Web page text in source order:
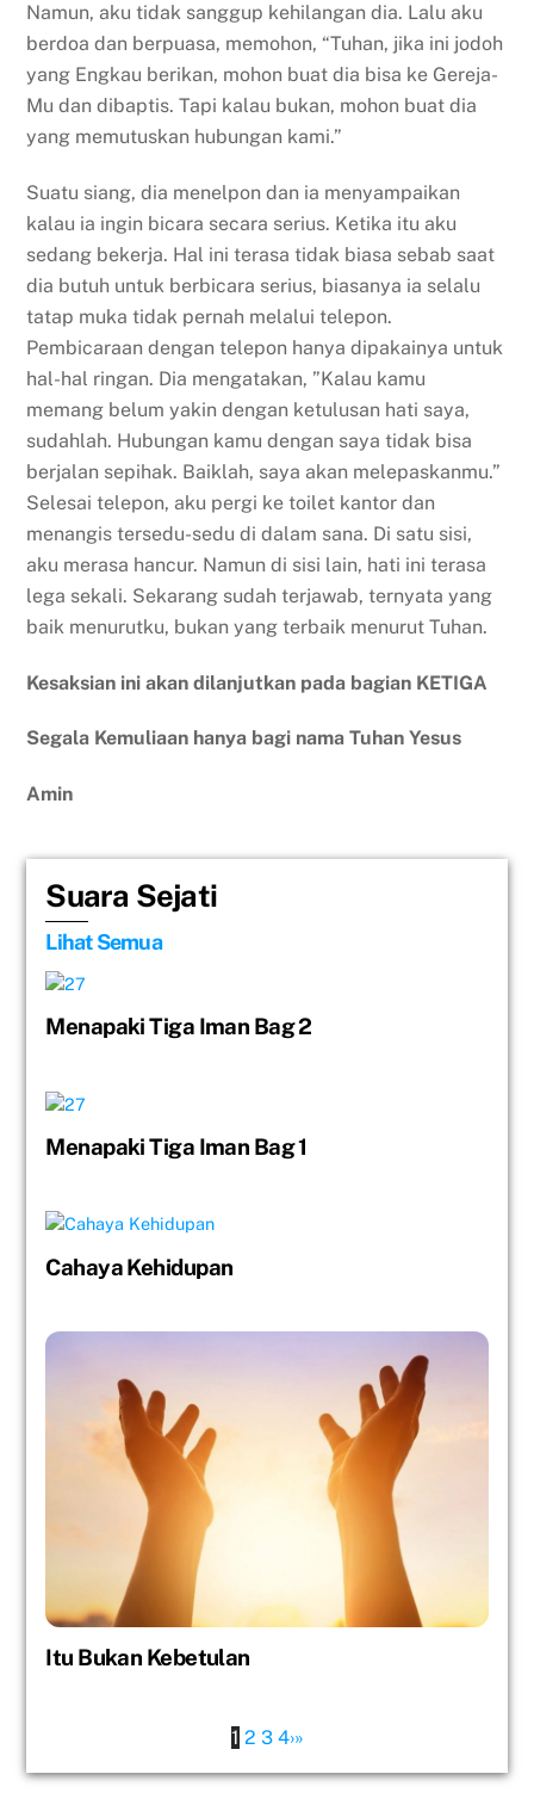
Namun, aku tidak sanggup kehilangan dia. Lalu aku
berdoa dan berpuasa, memohon, “Tuhan, jika ini jodoh
yang Engkau berikan, mohon buat dia bisa ke Gereja-
Mu dan dibaptis. Tapi kalau bukan, mohon buat dia
yang memutuskan hubungan kami.”
Suatu siang, dia menelpon dan ia menyampaikan
kalau ia ingin bicara secara serius. Ketika itu aku
sedang bekerja. Hal ini terasa tidak biasa sebab saat
dia butuh untuk berbicara serius, biasanya ia selalu
tatap muka tidak pernah melalui telepon.
Pembicaraan dengan telepon hanya dipakainya untuk
hal-hal ringan. Dia mengatakan, ”Kalau kamu
memang belum yakin dengan ketulusan hati saya,
sudahlah. Hubungan kamu dengan saya tidak bisa
berjalan sepihak. Baiklah, saya akan melepaskanmu.”
Selesai telepon, aku pergi ke toilet kantor dan
menangis tersedu-sedu di dalam sana. Di satu sisi,
aku merasa hancur. Namun di sisi lain, hati ini terasa
lega sekali. Sekarang sudah terjawab, ternyata yang
baik menurutku, bukan yang terbaik menurut Tuhan.
Kesaksian ini akan dilanjutkan pada bagian KETIGA
Segala Kemuliaan hanya bagi nama Tuhan Yesus
Amin
Suara Sejati
Lihat Semua
Menapaki Tiga Iman Bag 2
Menapaki Tiga Iman Bag 1
Cahaya Kehidupan
Itu Bukan Kebetulan
1 2 3 4›»